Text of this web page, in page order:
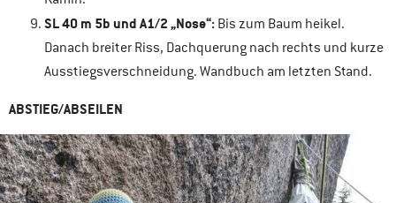
SL 40 m 5b und A1/2 „Nose“: Bis zum Baum heikel.
Danach breiter Riss, Dachquerung nach rechts und kurze
Ausstiegsverschneidung. Wandbuch am letzten Stand.
ABSTIEG/ABSEILEN